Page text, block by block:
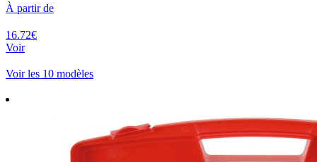
À partir de
16.72€
Voir
Voir les 10 modèles